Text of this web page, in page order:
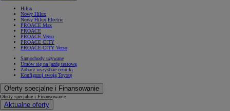
Hilux
Nowy Hilux
Nowy Hilux Electric
PROACE Max
PROACE
PROACE Verso
PROACE CITY
PROACE CITY Verso
Samochody używane
Umów się na jazdę testową
Zobacz wszystkie cenniki
Konfiguruj swoją Toyotę
Oferty specjalne i Finansowanie
Oferty specjalne i Finansowanie
Aktualne oferty